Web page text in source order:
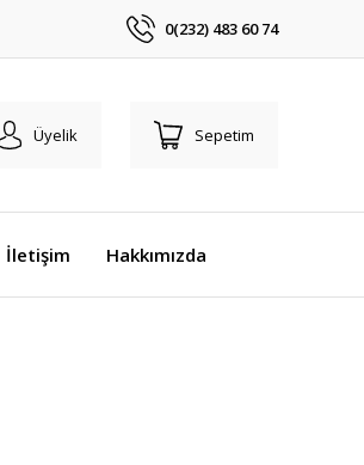
0(232) 483 60 74
Üyelik Sepetim
İletişim Hakkımızda